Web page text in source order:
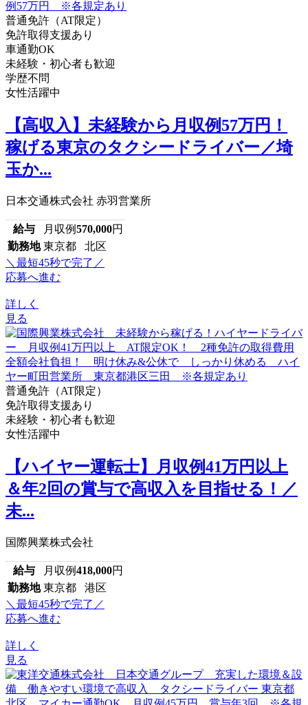
普通免許（AT限定）
免許取得支援あり
車通勤OK
未経験・初心者も歓迎
学歴不問
女性活躍中
【高収入】未経験から月収例57万円！
稼げる東京のタクシードライバー／埼
玉か...
日本交通株式会社 赤羽営業所
給与 月収例570,000円
勤務地 東京都 北区
＼最短45秒で完了／
応募へ進む
詳しく
見る
普通免許（AT限定）
免許取得支援あり
未経験・初心者も歓迎
女性活躍中
【ハイヤー運転士】月収例41万円以上
＆年2回の賞与で高収入を目指せる！／
未...
国際興業株式会社
給与 月収例418,000円
勤務地 東京都 港区
＼最短45秒で完了／
応募へ進む
詳しく
見る